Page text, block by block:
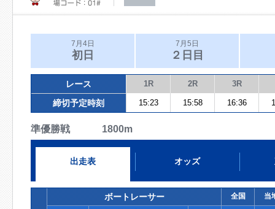
7月4日
初日
7月5日
２日目
レース 1R 2R 3R
締切予定時刻 15:23 15:58 16:36
準優勝戦 1800m
出走表 オッズ
ボートレーサー 全国 当